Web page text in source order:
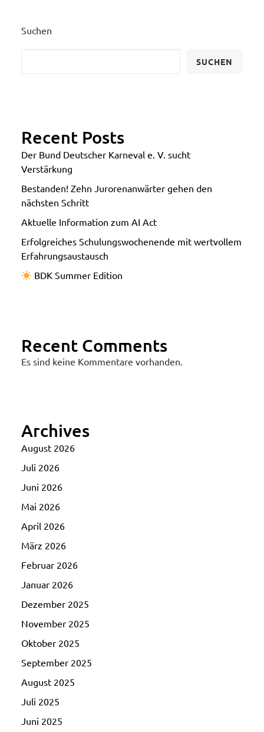
Suchen
SUCHEN
Recent Posts
Der Bund Deutscher Karneval e. V. sucht
Verstärkung
Bestanden! Zehn Jurorenanwärter gehen den
nächsten Schritt
Aktuelle Information zum AI Act
Erfolgreiches Schulungswochenende mit wertvollem
Erfahrungsaustausch
BDK Summer Edition
Recent Comments
Es sind keine Kommentare vorhanden.
Archives
August 2026
Juli 2026
Juni 2026
Mai 2026
April 2026
März 2026
Februar 2026
Januar 2026
Dezember 2025
November 2025
Oktober 2025
September 2025
August 2025
Juli 2025
Juni 2025